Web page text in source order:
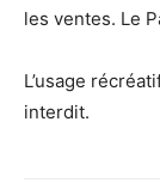
les ventes. Le
L’usage
interdit.